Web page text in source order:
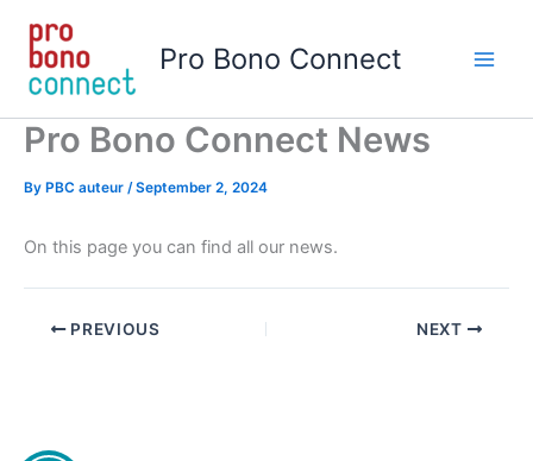
content
Pro Bono Connect
Pro Bono Connect News
By PBC auteur /September 2, 2024
On this page you can find all our news.
PREVIOUS NEXT